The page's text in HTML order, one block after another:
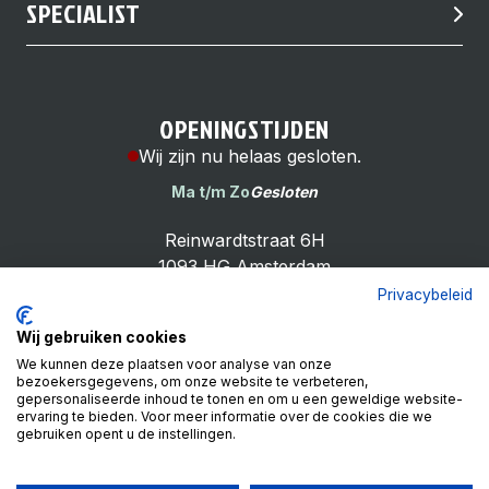
SPECIALIST
Cheap Bike Shop
4.9
Based on 99 reviews
OPENINGSTIJDEN
Wij zijn nu helaas gesloten.
Ma t/m ZoGesloten
Reinwardtstraat 6H
1093 HG Amsterdam
Privacybeleid
Wij gebruiken cookies
We kunnen deze plaatsen voor analyse van onze
bezoekersgegevens, om onze website te verbeteren,
gepersonaliseerde inhoud te tonen en om u een geweldige website-
ervaring te bieden. Voor meer informatie over de cookies die we
gebruiken opent u de instellingen.